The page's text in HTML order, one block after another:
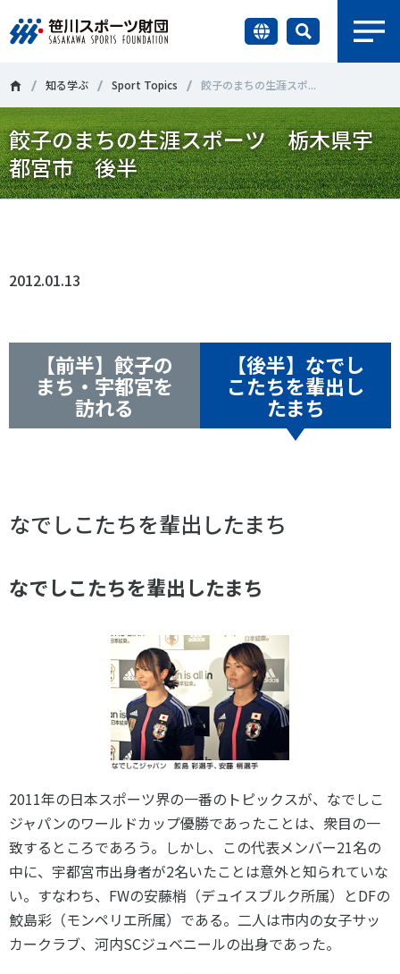
財団情報
研究員紹介
調査・研究
知る学ぶ
ニュース
お問い合わせ・お申し込み
会員登録
個人情報保護方針
ソーシャルメディア運営方針
© 2020
＃誰が子どものスポーツをささえるのか ＃部活動
＃アクティブなまちづくり ＃日本人の身体活動と健康寿命
＃高齢者スポーツ
調査・研究
スポーツライフ・データ
障害者スポーツ
スポーツ・ガバナンス
スポーツボランティア
スポーツ政策・予算
健康とスポーツ
社会づくり
各教育機関との連携
スポーツ振興団体との連携
【動画】スポーツでアクティブなまちづくり
知る学ぶ
知る学ぶ Sport Topics 餃子のまちの生涯スポ...
餃子のまちの生涯スポーツ 栃木県宇
都宮市 後半
2012.01.13
【前半】餃子の
まち・宇都宮を
訪れる
【後半】なでし
こたちを輩出し
たまち
なでしこたちを輩出したまち
なでしこたちを輩出したまち
2011年の日本スポーツ界の一番のトピックスが、なでしこ
ジャパンのワールドカップ優勝であったことは、衆目の一
致するところであろう。しかし、この代表メンバー21名の
中に、宇都宮市出身者が2名いたことは意外と知られていな
い。すなわち、FWの安藤梢（デュイスブルク所属）とDFの
鮫島彩（モンペリエ所属）である。二人は市内の女子サッ
カークラブ、河内SCジュベニールの出身であった。